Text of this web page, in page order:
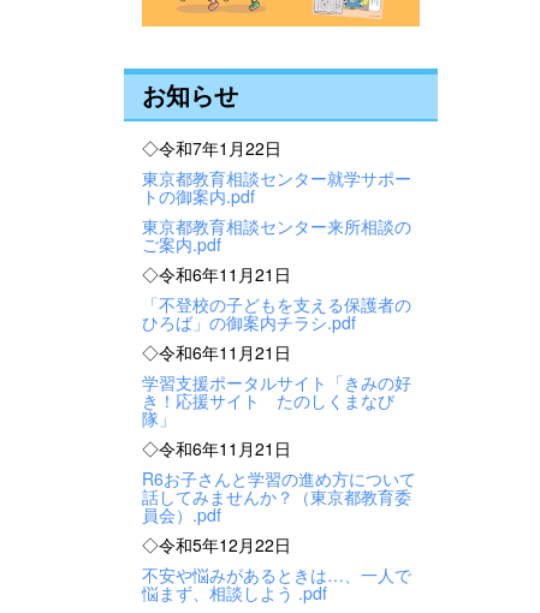
お知らせ
◇令和7年1月22日
東京都教育相談センター就学サポー
トの御案内.pdf
東京都教育相談センター来所相談の
ご案内.pdf
◇令和6年11月21日
「不登校の子どもを支える保護者の
ひろば」の御案内チラシ.pdf
◇令和6年11月21日
学習支援ポータルサイト「きみの好
き！応援サイト たのしくまなび
隊」
◇令和6年11月21日
R6お子さんと学習の進め方について
話してみませんか？（東京都教育委
員会）.pdf
◇令和5年12月22日
不安や悩みがあるときは…、一人で
悩まず、相談しよう .pdf